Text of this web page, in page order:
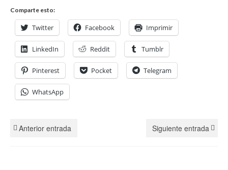
Comparte esto:
Twitter Facebook Imprimir
LinkedIn Reddit Tumblr
Pinterest Pocket Telegram
WhatsApp
Anterior entrada Siguiente entrada